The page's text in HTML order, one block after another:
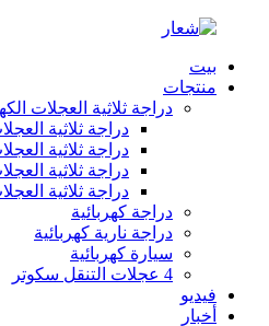
بيت
منتجات
دراجة ثلاثية العجلات
دراجة ثلاثية
دراجة ثلاثية
دراجة ثلاثية
دراجة ثلاثية
دراجة كهربائية
دراجة نارية كهربائية
سيارة كهربائية
4 عجلات التنقل سكوتر
فيديو
أخبار